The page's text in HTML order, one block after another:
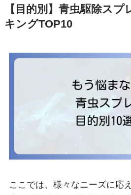
【目的別】青虫駆除ス
キングTOP10
ここでは、様々なニーズに応